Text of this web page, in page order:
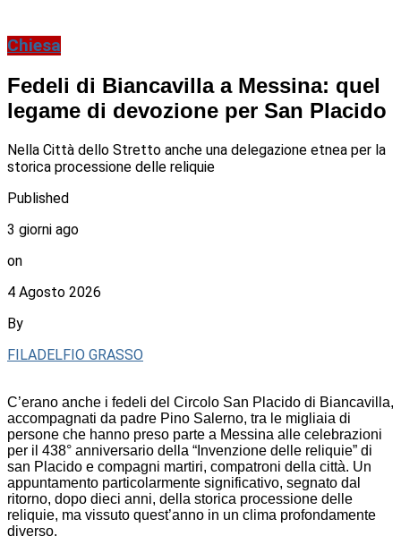
Chiesa
Fedeli di Biancavilla a Messina: quel
legame di devozione per San Placido
Nella Città dello Stretto anche una delegazione etnea per la
storica processione delle reliquie
Published
3 giorni ago
on
4 Agosto 2026
By
FILADELFIO GRASSO
C’erano anche i fedeli del Circolo San Placido di Biancavilla,
accompagnati da padre Pino Salerno, tra le migliaia di
persone che hanno preso parte a Messina alle celebrazioni
per il 438° anniversario della “Invenzione delle reliquie” di
san Placido e compagni martiri, compatroni della città. Un
appuntamento particolarmente significativo, segnato dal
ritorno, dopo dieci anni, della storica processione delle
reliquie, ma vissuto quest’anno in un clima profondamente
diverso.